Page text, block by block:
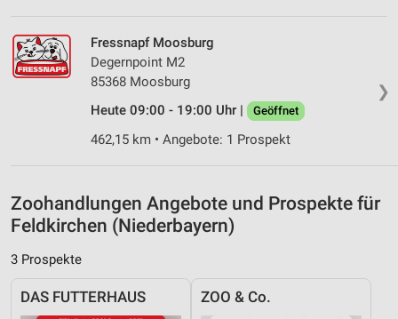
❯
Fressnapf Moosburg
Degernpoint M2
85368 Moosburg
Heute 09:00 - 19:00 Uhr |
Geöffnet
462,15 km • Angebote: 1 Prospekt
Zoohandlungen Angebote und Prospekte für
Feldkirchen (Niederbayern)
3 Prospekte
DAS FUTTERHAUS ZOO & Co.
Verwendung reduzierter Daten zur Auswahl von
Inhalten
IAB-Besonderheiten:
Verwendung genauer Standortdaten
Nicht-IAB-Verarbeitungszwecke:
Funktional